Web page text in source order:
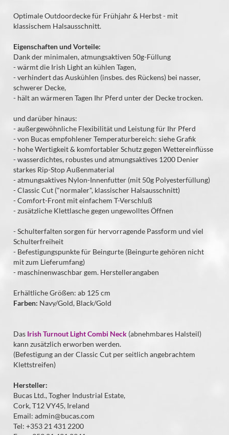
Optimale Outdoordecke für Frühjahr & Herbst - mit
klassischem Halsausschnitt.
Eigenschaften und Vorteile:
Dank der minimalen, atmungsaktiven 50g-Füllung
- wärmt die Irish Light an kühlen Tagen,
- verhindert das Auskühlen (insbes. des Rückens) bei nasser,
schwerer Decke,
- hält an wärmeren Tagen Ihr Pferd unter der Decke trocken.
und darüber hinaus:
- außergewöhnliche Flexibilität und Leistung für Ihr Pferd
- von Bucas empfohlener Temperaturbereich: siehe Grafik
- hohe Wertigkeit & komfortabler Schutz gegen Wettereinflüsse
- wasserdichtes, robustes und atmungsaktives 1200 Denier
starkes Rip-Stop Außenmaterial
- atmungsaktives Nylon-Innenfutter (mit 50g Polyesterfüllung)
- Classic Cut ("normaler", klassischer Halsausschnitt)
- Comfort-Front mit einfachem T-Verschluß
- zusätzliche Klettlasche gegen ungewolltes Öffnen
- Schulterfalten sorgen für hervorragende Passform und viel
Schulterfreiheit
- Befestigungspunkte für Beingurte (Beingurte gehören nicht
mit zum Lieferumfang)
- maschinenwaschbar gem. Herstellerangaben
Erhältliche Größen: ab 125 cm
Farben: Navy/Gold, Black/Gold
Das Irish Turnout Light Combi Neck (abnehmbares Halsteil)
kann zusätzlich erworben werden.
(Befestigung an der Classic Cut per seitlich angebrachtem
Klettstreifen)
Hersteller:
Bucas Ltd., Togher Industrial Estate,
Cork, T12 VY45, Ireland
Email: admin@bucas.com
Tel: +353 21 431 2200